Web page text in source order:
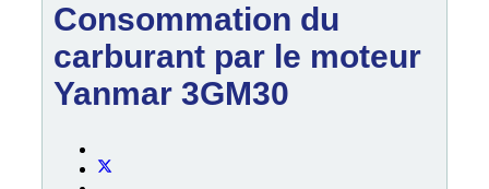
Consommation du
carburant par le moteur
Yanmar 3GM30